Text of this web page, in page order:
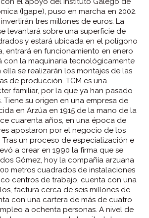
(Igape), puso en marcha en 2002.
tres millones de euros. La
levantará sobre una superficie de
y estará ubicada en el polígono
entrará en funcionamiento en enero
con la maquinaria tecnológicamente
ella se realizarán los montajes de las
de producción. TGM es una
familiar, por la que ya han pasado
Tiene su origen en una empresa de
en Arzúa en 1915 de la mano de la
cuarenta años, en una época de
apostaron por el negocio de los
un proceso de especialización e
a crear en 1990 la firma que se
Gómez, hoy la compañía arzuana
metros cuadrados de instalaciones
centros de trabajo, cuenta con una
factura cerca de seis millones de
con una cartera de más de cuatro
a ochenta personas. A nivel de